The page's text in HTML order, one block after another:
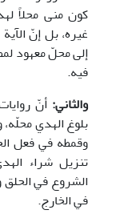
كون منى محلاً
غيره، بل إنّ
إلى محلّ معهود
فيه.
والثاني: أنّ
بلوغ الهدي محلّه،
وقمطه في فعل
تنزيل شراء
الشروع في الحلق
في الخارج.